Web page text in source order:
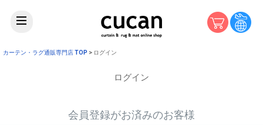
カーテン・ラグ通販専門店 TOP ログイン
ログイン
会員登録がお済みのお客様